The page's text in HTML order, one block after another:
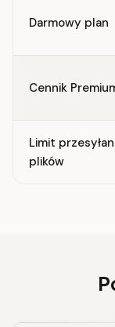
Darmowy plan
Cennik
Limit
plików